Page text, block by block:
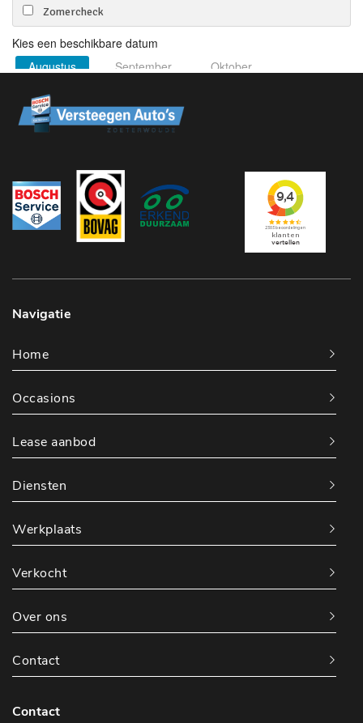
Navigatie
Home
Occasions
Lease aanbod
Diensten
Werkplaats
Verkocht
Over ons
Contact
Contact